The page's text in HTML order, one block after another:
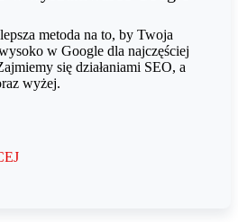
metoda na to, by Twoja
w Google dla najczęściej
się działaniami SEO, a
wyżej.